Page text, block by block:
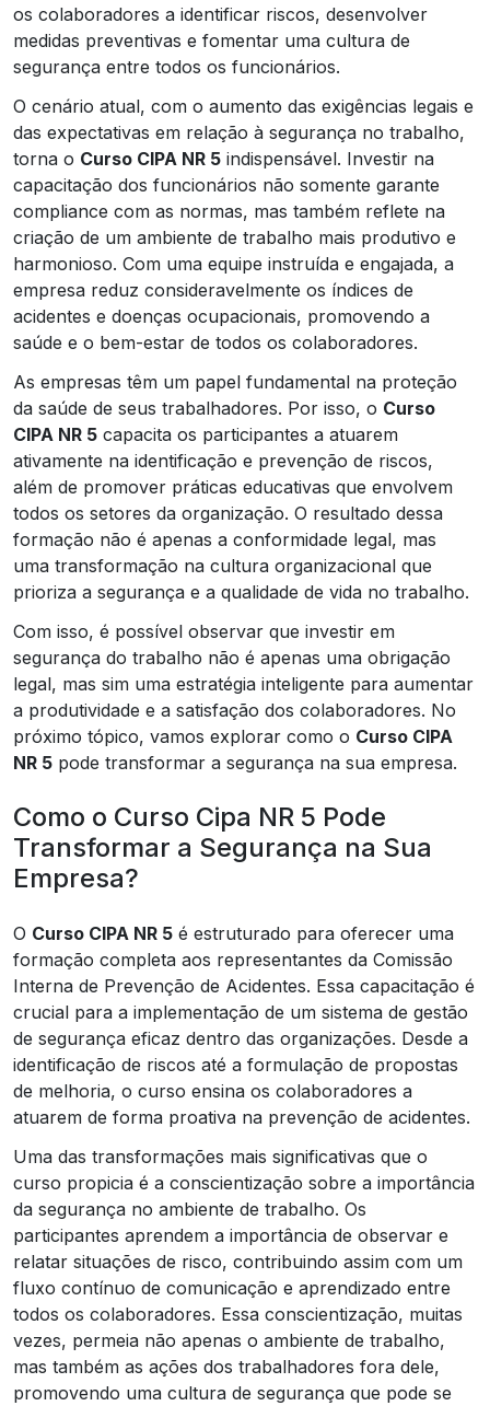
os colaboradores a identificar riscos, desenvolver
medidas preventivas e fomentar uma cultura de
segurança entre todos os funcionários.
O cenário atual, com o aumento das exigências legais e
das expectativas em relação à segurança no trabalho,
torna o Curso CIPA NR 5 indispensável. Investir na
capacitação dos funcionários não somente garante
compliance com as normas, mas também reflete na
criação de um ambiente de trabalho mais produtivo e
harmonioso. Com uma equipe instruída e engajada, a
empresa reduz consideravelmente os índices de
acidentes e doenças ocupacionais, promovendo a
saúde e o bem-estar de todos os colaboradores.
As empresas têm um papel fundamental na proteção
da saúde de seus trabalhadores. Por isso, o Curso
CIPA NR 5 capacita os participantes a atuarem
ativamente na identificação e prevenção de riscos,
além de promover práticas educativas que envolvem
todos os setores da organização. O resultado dessa
formação não é apenas a conformidade legal, mas
uma transformação na cultura organizacional que
prioriza a segurança e a qualidade de vida no trabalho.
Com isso, é possível observar que investir em
segurança do trabalho não é apenas uma obrigação
legal, mas sim uma estratégia inteligente para aumentar
a produtividade e a satisfação dos colaboradores. No
próximo tópico, vamos explorar como o Curso CIPA
NR 5 pode transformar a segurança na sua empresa.
Como o Curso Cipa NR 5 Pode
Transformar a Segurança na Sua
Empresa?
O Curso CIPA NR 5 é estruturado para oferecer uma
formação completa aos representantes da Comissão
Interna de Prevenção de Acidentes. Essa capacitação é
crucial para a implementação de um sistema de gestão
de segurança eficaz dentro das organizações. Desde a
identificação de riscos até a formulação de propostas
de melhoria, o curso ensina os colaboradores a
atuarem de forma proativa na prevenção de acidentes.
Uma das transformações mais significativas que o
curso propicia é a conscientização sobre a importância
da segurança no ambiente de trabalho. Os
participantes aprendem a importância de observar e
relatar situações de risco, contribuindo assim com um
fluxo contínuo de comunicação e aprendizado entre
todos os colaboradores. Essa conscientização, muitas
vezes, permeia não apenas o ambiente de trabalho,
mas também as ações dos trabalhadores fora dele,
promovendo uma cultura de segurança que pode se